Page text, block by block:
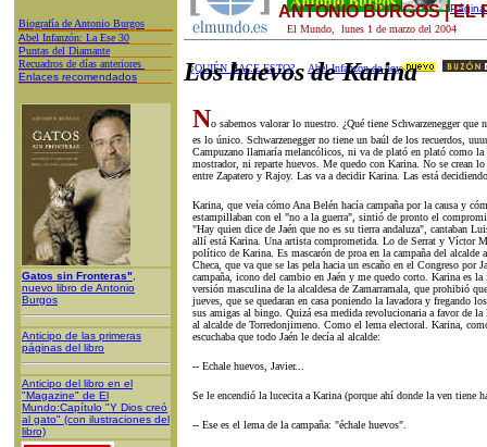
Biografía de Antonio Burgos
Abel Infanzón: La Ese 30
Puntas del Diamante
Recuadros de días anteriores
Enlaces recomendados
Gatos sin Fronteras"
nuevo libro de Antonio
Burgos
Anticipo de las primeras
páginas del libro
Anticipo del libro en el
"Magazine" de El
Mundo:Capítulo "Y Dios creó
al gato" (con ilustraciones del
libro)
El Mundo, lunes 1 de marzo del 2004
¿QUIÉN HACE ESTO? Abel Infanzón de hoy
ANTONIO BURGOS | EL
Los huevos de Karina
No sabemos valorar lo nuestro. ¿Qué tiene Schwarzenegger que
es lo único. Schwarzenegger no tiene un baúl de los recuerdos,
Campuzano llamaría melancólicos, ni va de plató en plató como la
mostrador, ni reparte huevos. Me quedo con Karina. No se crean lo
entre Zapatero y Rajoy. Las va a decidir Karina. Las está
Karina, que veía cómo Ana Belén hacía campaña por la causa y
estampillaban con el "no a la guerra", sintió de pronto el
"Hay quien dice de Jaén que no es su tierra andaluza", cantaban
allí está Karina. Una artista comprometida. Lo de Serrat y Víctor
político de Karina. Es mascarón de proa en la campaña del alcalde
Checa, que va que se las pela hacia un escaño en el Congreso por
campaña, icono del cambio en Jaén y me quedo corto. Karina es
versión masculina de la alcaldesa de Zamarramala, que prohibió
jueves, que se quedaran en casa poniendo la lavadora y fregando
sus amigas al bingo. Quizá esa medida revolucionaria a favor de
al alcalde de Torredonjimeno. Como el lema electoral. Karina,
escuchaba que todo Jaén le decía al alcalde:
-- Echale huevos, Javier...
Se le encendió la lucecita a Karina (porque ahí donde la ven tiene
-- Ese es el lema de la campaña: "échale huevos".